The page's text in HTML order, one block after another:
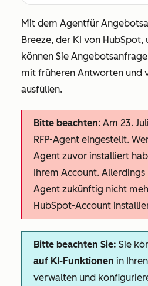
Mit dem Agentfür
Breeze, der KI von
können Sie
mit früheren Antworten und
ausfüllen.
Bitte beachten: Am 23.
RFP-Agent eingestellt.
Agent zuvor installiert
Ihrem Account. Allerdings
Agent zukünftig nicht
HubSpot-Account
Bitte beachten Sie: Sie
auf KI-Funktionen in
verwalten und